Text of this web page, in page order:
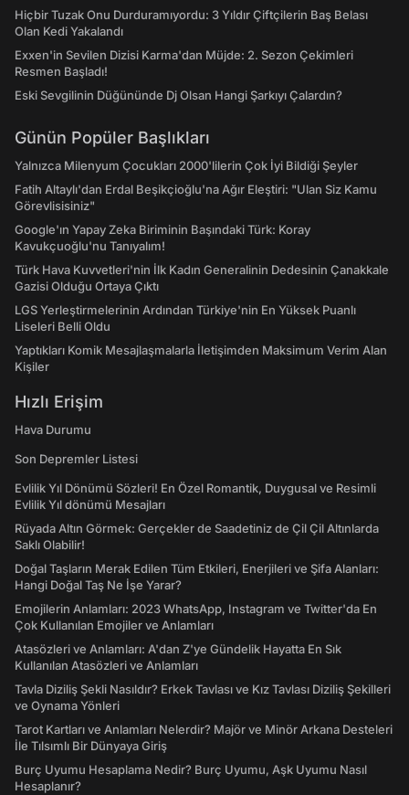
Hiçbir Tuzak Onu Durduramıyordu: 3 Yıldır Çiftçilerin Baş Belası
Olan Kedi Yakalandı
Exxen'in Sevilen Dizisi Karma'dan Müjde: 2. Sezon Çekimleri
Resmen Başladı!
Eski Sevgilinin Düğününde Dj Olsan Hangi Şarkıyı Çalardın?
Günün Popüler Başlıkları
Yalnızca Milenyum Çocukları 2000'lilerin Çok İyi Bildiği Şeyler
Fatih Altaylı'dan Erdal Beşikçioğlu'na Ağır Eleştiri: "Ulan Siz Kamu
Görevlisisiniz"
Google'ın Yapay Zeka Biriminin Başındaki Türk: Koray
Kavukçuoğlu'nu Tanıyalım!
Türk Hava Kuvvetleri'nin İlk Kadın Generalinin Dedesinin Çanakkale
Gazisi Olduğu Ortaya Çıktı
LGS Yerleştirmelerinin Ardından Türkiye'nin En Yüksek Puanlı
Liseleri Belli Oldu
Yaptıkları Komik Mesajlaşmalarla İletişimden Maksimum Verim Alan
Kişiler
Hızlı Erişim
Hava Durumu
Son Depremler Listesi
Evlilik Yıl Dönümü Sözleri! En Özel Romantik, Duygusal ve Resimli
Evlilik Yıl dönümü Mesajları
Rüyada Altın Görmek: Gerçekler de Saadetiniz de Çil Çil Altınlarda
Saklı Olabilir!
Doğal Taşların Merak Edilen Tüm Etkileri, Enerjileri ve Şifa Alanları:
Hangi Doğal Taş Ne İşe Yarar?
Emojilerin Anlamları: 2023 WhatsApp, Instagram ve Twitter'da En
Çok Kullanılan Emojiler ve Anlamları
Atasözleri ve Anlamları: A'dan Z'ye Gündelik Hayatta En Sık
Kullanılan Atasözleri ve Anlamları
Tavla Diziliş Şekli Nasıldır? Erkek Tavlası ve Kız Tavlası Diziliş Şekilleri
ve Oynama Yönleri
Tarot Kartları ve Anlamları Nelerdir? Majör ve Minör Arkana Desteleri
İle Tılsımlı Bir Dünyaya Giriş
Burç Uyumu Hesaplama Nedir? Burç Uyumu, Aşk Uyumu Nasıl
Hesaplanır?